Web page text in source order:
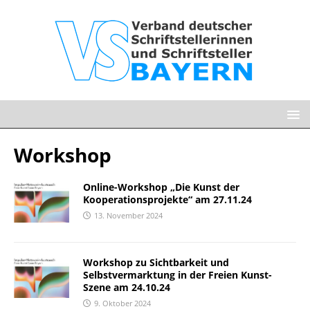
Workshop
Online-Workshop „Die Kunst der
Kooperationsprojekte“ am 27.11.24
13. November 2024
Workshop zu Sichtbarkeit und
Selbstvermarktung in der Freien Kunst-
Szene am 24.10.24
9. Oktober 2024